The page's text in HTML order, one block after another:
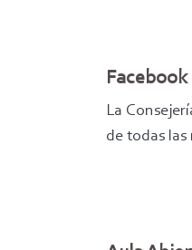
Facebook
La
de todas